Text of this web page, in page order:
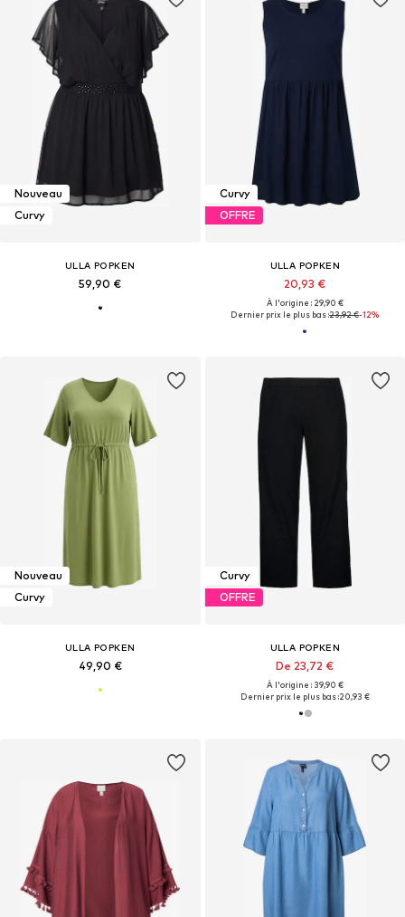
Nouveau
Curvy
ULLA POPKEN
59,90 €
Curvy
OFFRE
ULLA POPKEN
20,93 €
À l'origine : 29,90 €
Dernier prix le plus bas :23,92 €-12%
Nouveau
Curvy
ULLA POPKEN
49,90 €
Curvy
OFFRE
ULLA POPKEN
De 23,72 €
À l'origine : 39,90 €
Dernier prix le plus bas :20,93 €